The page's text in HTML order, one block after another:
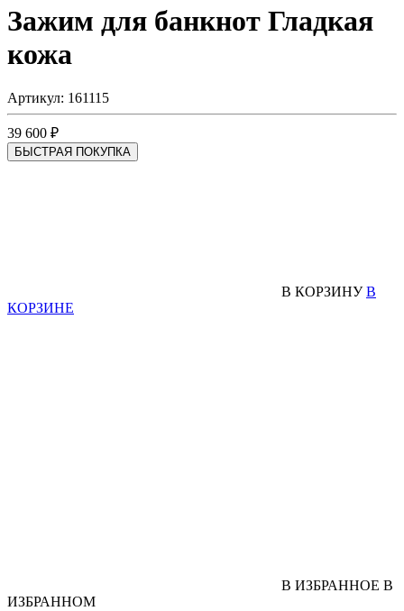
Зажим для банкнот Гладкая
кожа
Артикул: 161115
39 600 ₽
БЫСТРАЯ ПОКУПКА
В КОРЗИНУ В
КОРЗИНЕ
В ИЗБРАННОЕ В
ИЗБРАННОМ